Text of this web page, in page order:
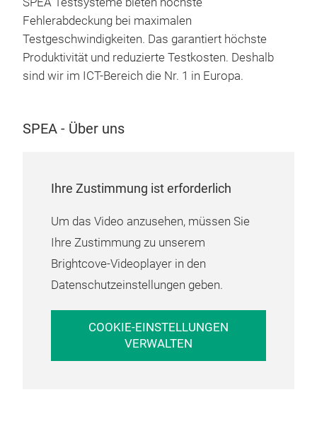
Fehlerabdeckung bei maximalen
Testgeschwindigkeiten. Das garantiert höchste
Produktivität und reduzierte Testkosten. Deshalb
sind wir im ICT-Bereich die Nr. 1 in Europa.
SPEA - Über uns
Ihre Zustimmung ist erforderlich
Um das Video anzusehen, müssen Sie
Ihre Zustimmung zu unserem
Brightcove-Videoplayer in den
Datenschutzeinstellungen geben.
COOKIE-EINSTELLUNGEN
VERWALTEN